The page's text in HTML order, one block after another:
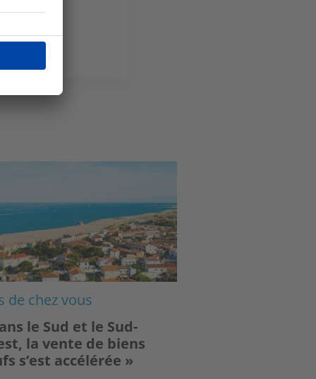
de chez vous
le Sud et le Sud-
la vente de biens
s’est accélérée »